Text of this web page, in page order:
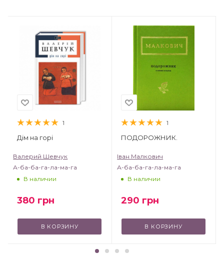
1
Дім на горі
Валерий Шевчук
А-ба-ба-га-ла-ма-га
В наличии
380 грн
В КОРЗИНУ
1
ПОДОРОЖНИК.
Іван Малкович
А-ба-ба-га-ла-ма-га
В наличии
290 грн
В КОРЗИНУ